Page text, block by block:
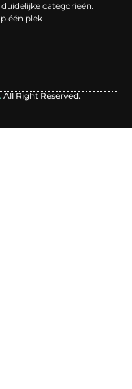
categorieën.
één plek
All Right Reserved.